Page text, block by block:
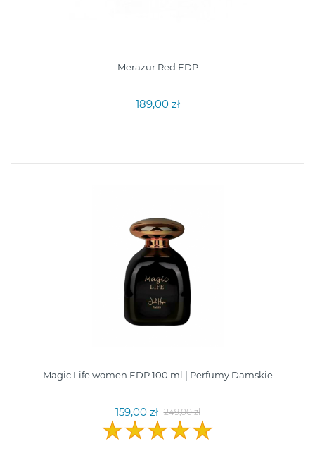
Merazur Red EDP
189,00 zł
Magic Life women EDP 100 ml | Perfumy Damskie
159,00 zł 249,00 zł